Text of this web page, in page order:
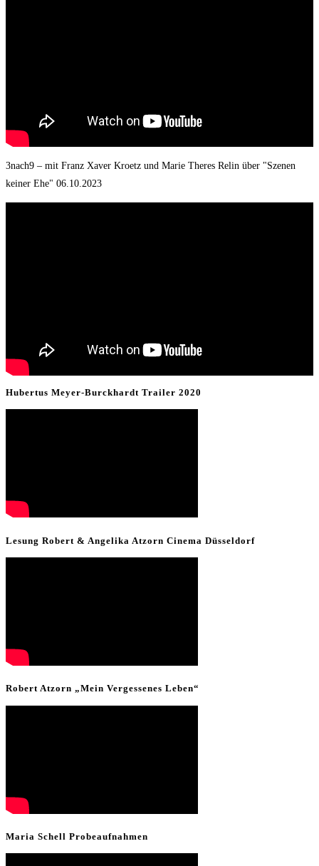
3nach9 – mit Franz Xaver Kroetz und Marie Theres Relin über "Szenen
keiner Ehe" 06.10.2023
Hubertus Meyer-Burckhardt Trailer 2020
Lesung Robert & Angelika Atzorn Cinema Düsseldorf
Robert Atzorn „Mein Vergessenes Leben“
Maria Schell Probeaufnahmen